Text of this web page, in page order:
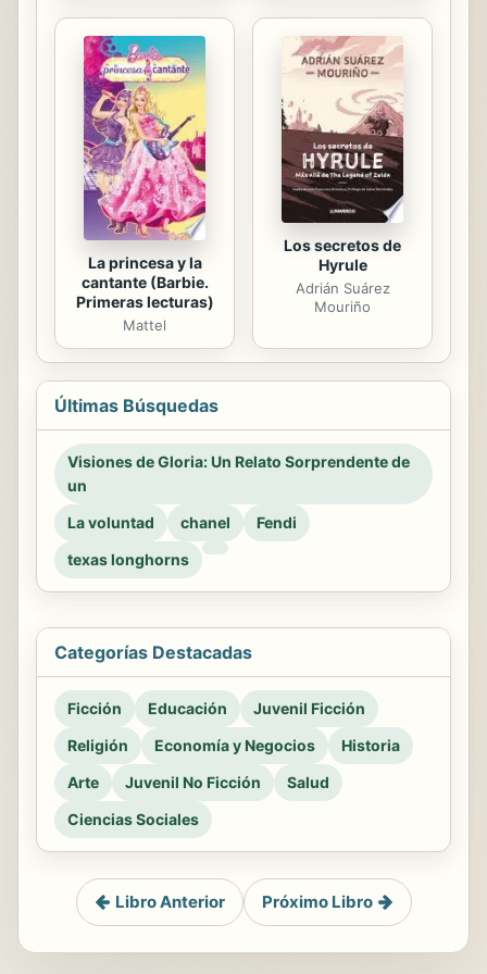
La princesa y la
cantante (Barbie.
Primeras lecturas)
Mattel
Los secretos de
Hyrule
Adrián Suárez
Mouriño
Últimas Búsquedas
Visiones de Gloria: Un Relato Sorprendente de
un
La voluntad
chanel
Fendi
texas longhorns
Categorías Destacadas
Ficción Educación
Juvenil Ficción
Religión
Economía y Negocios
Historia
Arte
Juvenil No Ficción
Salud
Ciencias Sociales
Libro Anterior Próximo Libro